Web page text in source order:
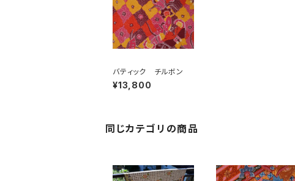
バティック チルボン
¥13,800
同じカテゴリの商品